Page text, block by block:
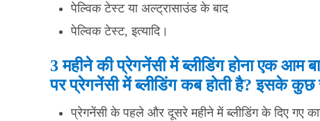
पेल्विक टेस्ट या अल्ट्रासाउंड के बाद
पेल्विक टेस्ट, इत्यादि।
3 महीने की प्रेगनेंसी में ब्लीडिंग होना एक आम
पर प्रेगनेंसी में ब्लीडिंग कब होती है? इसके
प्रेगनेंसी के पहले और दूसरे महीने में ब्लीडिंग के दिए गए